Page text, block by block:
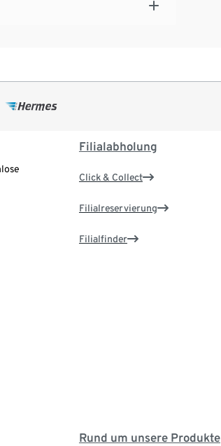
Filialabholung
Click & Collect
Filialreservierung
Filialfinder
Rund um unsere Produkte